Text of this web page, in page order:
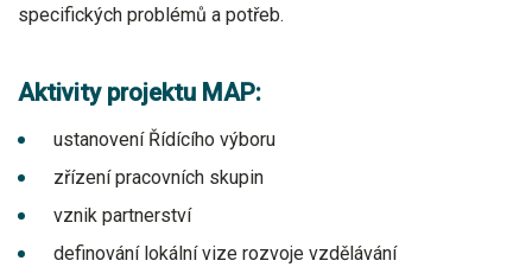
specifických problémů a potřeb.
Aktivity projektu MAP:
ustanovení Řídícího výboru
zřízení pracovních skupin
vznik partnerství
definování lokální vize rozvoje vzdělávání